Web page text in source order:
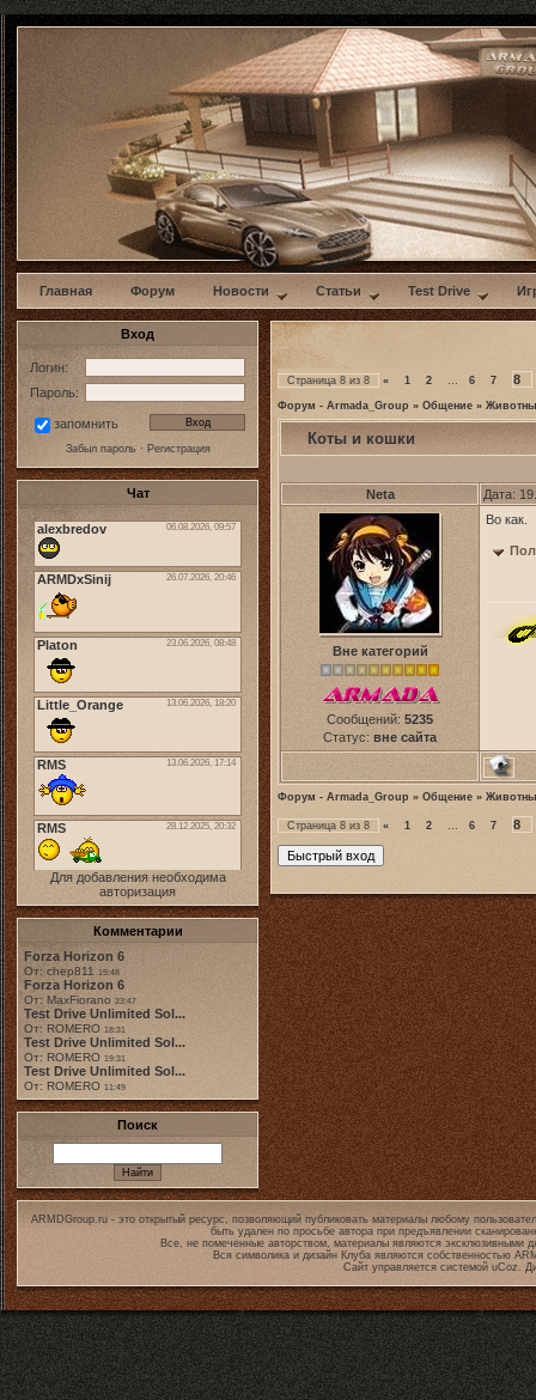
w
Главная Форум Новости Статьи Test Drive
Вход
Логин:
Пароль:
запомнить
Забыл пароль· Регистрация
Чат
Для добавления необходима
авторизация
Комментарии
Forza Horizon 6
От: chep811 19:48
Forza Horizon 6
От: MaxFiorano 23:47
Test Drive Unlimited Sol...
От: ROMERO 18:31
Test Drive Unlimited Sol...
От: ROMERO 19:31
Test Drive Unlimited Sol...
От: ROMERO 11:49
Поиск
Страница 8 из 8 « 1 2 … 6 7 8
Форум - Armada_Group » Общение »
Коты и кошки
Neta Дата:
Вне категорий
Сообщений: 5235
Статус: вне сайта
Во как.
Форум - Armada_Group » Общение »
Страница 8 из 8 « 1 2 … 6 7 8
ARMDGroup.ru - это открытый ресурс, позволяющий публиковать материалы любому
быть удален по просьбе автора при предъявлении
Все, не помеченные авторством, материалы являются эксклюзивными
Вся символика и дизайн Клуба являются собственностью
Сайт управляется системой uCoz.